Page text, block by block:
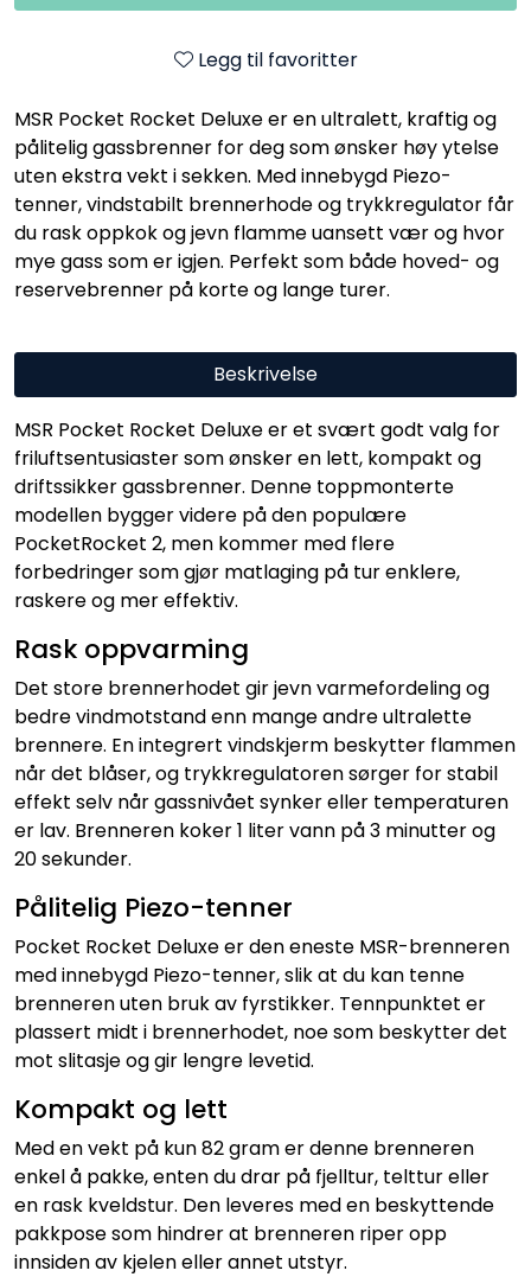
Legg til favoritter
MSR Pocket Rocket Deluxe er en ultralett, kraftig og
pålitelig gassbrenner for deg som ønsker høy ytelse
uten ekstra vekt i sekken. Med innebygd Piezo-
tenner, vindstabilt brennerhode og trykkregulator får
du rask oppkok og jevn flamme uansett vær og hvor
mye gass som er igjen. Perfekt som både hoved- og
reservebrenner på korte og lange turer.
Beskrivelse
MSR Pocket Rocket Deluxe er et svært godt valg for
friluftsentusiaster som ønsker en lett, kompakt og
driftssikker gassbrenner. Denne toppmonterte
modellen bygger videre på den populære
PocketRocket 2, men kommer med flere
forbedringer som gjør matlaging på tur enklere,
raskere og mer effektiv.
Rask oppvarming
Det store brennerhodet gir jevn varmefordeling og
bedre vindmotstand enn mange andre ultralette
brennere. En integrert vindskjerm beskytter flammen
når det blåser, og trykkregulatoren sørger for stabil
effekt selv når gassnivået synker eller temperaturen
er lav. Brenneren koker 1 liter vann på 3 minutter og
20 sekunder.
Pålitelig Piezo-tenner
Pocket Rocket Deluxe er den eneste MSR-brenneren
med innebygd Piezo-tenner, slik at du kan tenne
brenneren uten bruk av fyrstikker. Tennpunktet er
plassert midt i brennerhodet, noe som beskytter det
mot slitasje og gir lengre levetid.
Kompakt og lett
Med en vekt på kun 82 gram er denne brenneren
enkel å pakke, enten du drar på fjelltur, telttur eller
en rask kveldstur. Den leveres med en beskyttende
pakkpose som hindrer at brenneren riper opp
innsiden av kjelen eller annet utstyr.